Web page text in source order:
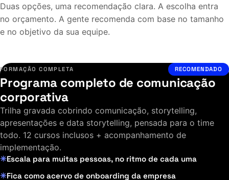
Duas opções, uma recomendação clara. A escolha entra
no orçamento. A gente recomenda com base no tamanho
e no objetivo da sua equipe.
FORMAÇÃO COMPLETA RECOMENDADO
Programa completo de comunicação
corporativa
Trilha gravada cobrindo comunicação, storytelling,
apresentações e data storytelling, pensada para o time
todo. 12 cursos inclusos + acompanhamento de
implementação.
Escala para muitas pessoas, no ritmo de cada uma
Fica como acervo de onboarding da empresa